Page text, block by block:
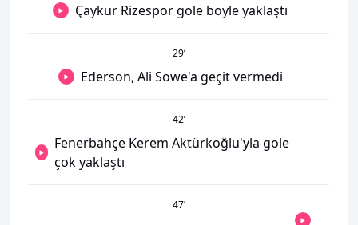
Çaykur Rizespor gole böyle yaklaştı
29’
Ederson, Ali Sowe'a geçit vermedi
42’
Fenerbahçe Kerem Aktürkoğlu'yla gole
çok yaklaştı
47’